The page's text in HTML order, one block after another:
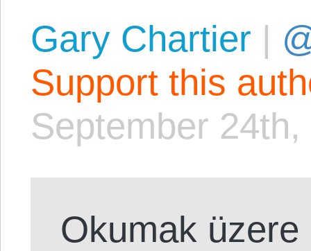
Gary Chartier |
Support this
September 24th,
Okumak